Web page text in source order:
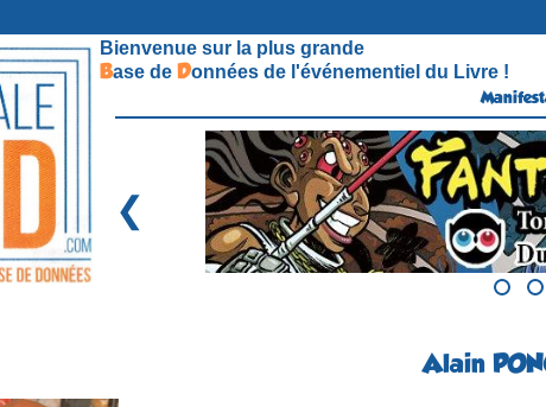
Bienvenue sur la plus grande
Base de Données de l'événementiel du Livre !
❮
Alain